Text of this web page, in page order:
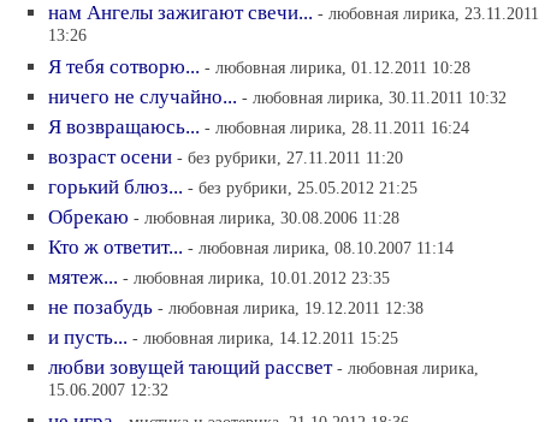
нам Ангелы зажигают свечи... - любовная лирика, 23.11.2011
13:26
Я тебя сотворю... - любовная лирика, 01.12.2011 10:28
ничего не случайно... - любовная лирика, 30.11.2011 10:32
Я возвращаюсь... - любовная лирика, 28.11.2011 16:24
возраст осени - без рубрики, 27.11.2011 11:20
горький блюз... - без рубрики, 25.05.2012 21:25
Обрекаю - любовная лирика, 30.08.2006 11:28
Кто ж ответит... - любовная лирика, 08.10.2007 11:14
мятеж... - любовная лирика, 10.01.2012 23:35
не позабудь - любовная лирика, 19.12.2011 12:38
и пусть... - любовная лирика, 14.12.2011 15:25
любви зовущей тающий рассвет - любовная лирика,
15.06.2007 12:32